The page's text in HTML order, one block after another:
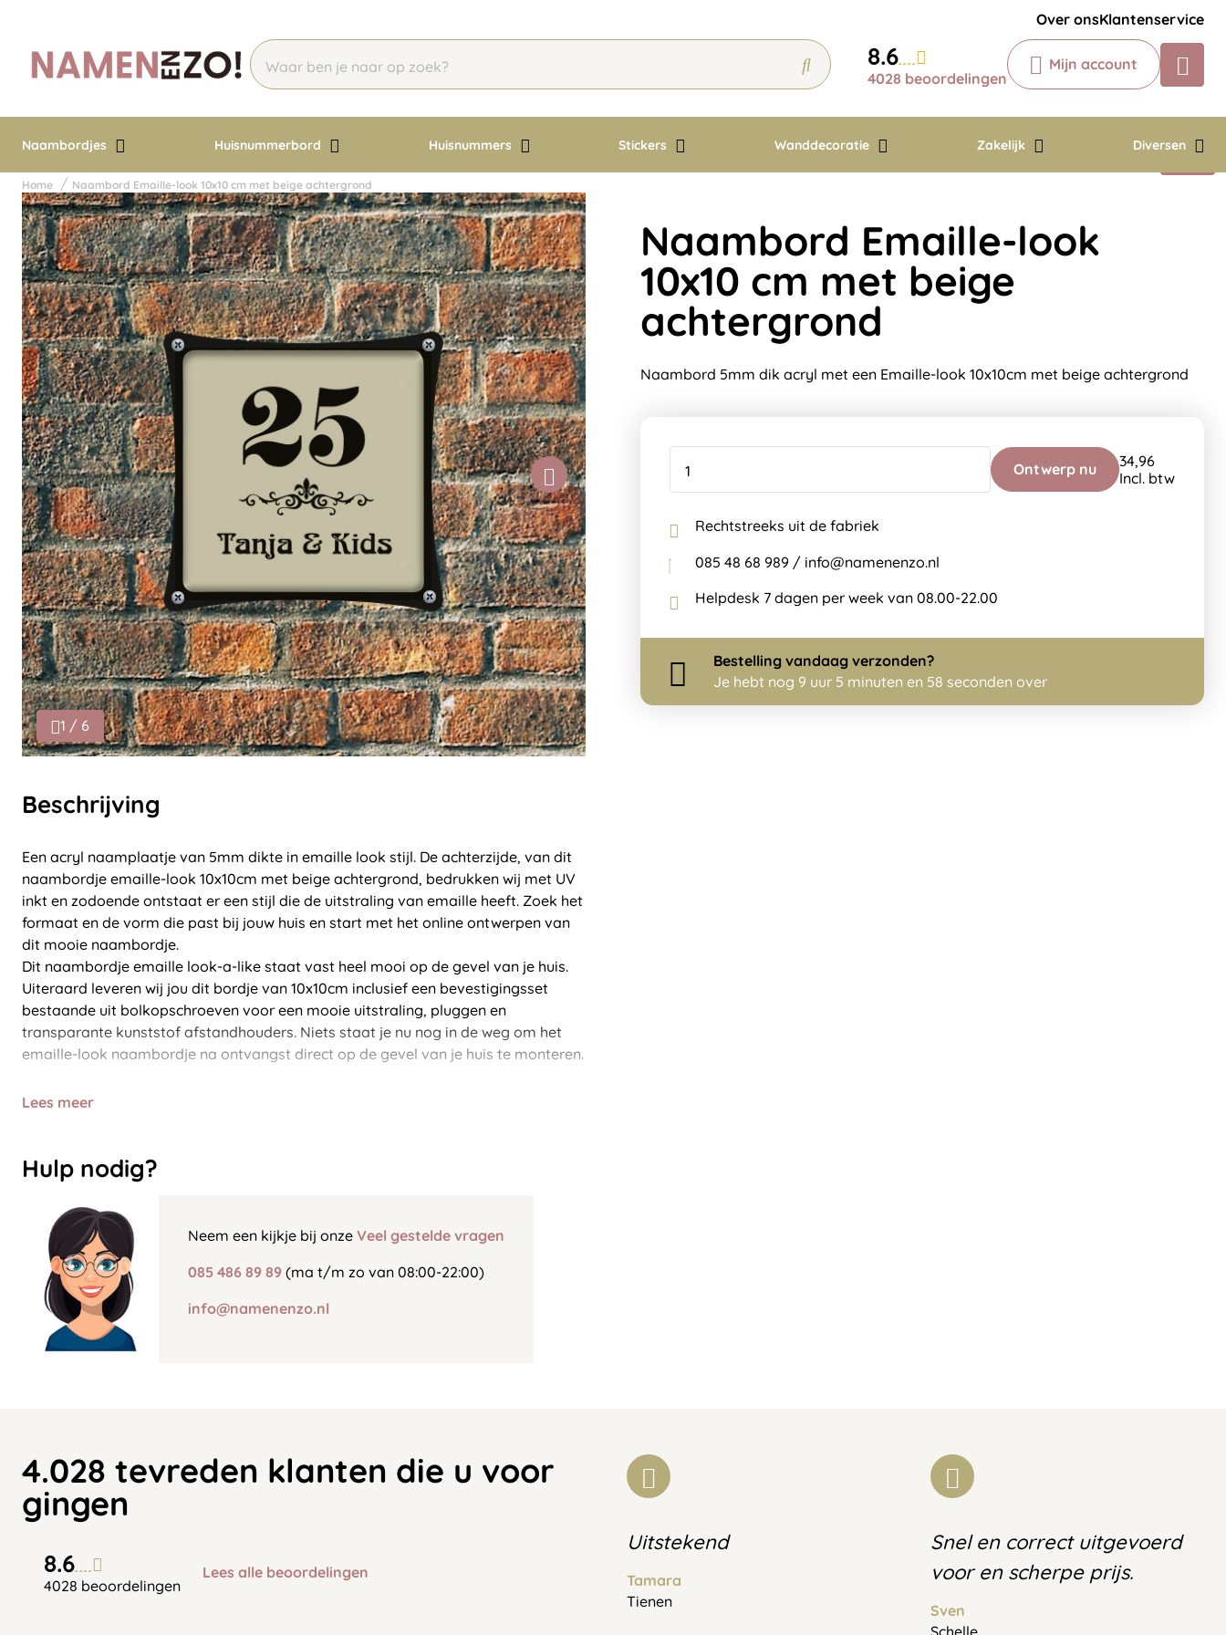
Over onsKlantenservice
8.6
4028 beoordelingen
Mijn account
Naambordjes Huisnummerbord Huisnummers Stickers Wanddecoratie Zakelijk Diversen
Chatbot
Chat 24/7 met onze chatbot voor
Contact
Home Naambord Emaille-look 10x10 cm met beige achtergrond
1 / 6
Beschrijving
Een acryl naamplaatje van 5mm dikte in emaille look stijl. De achterzijde, van dit
naambordje emaille-look 10x10cm met beige achtergrond, bedrukken wij met UV
inkt en zodoende ontstaat er een stijl die de uitstraling van emaille heeft. Zoek het
formaat en de vorm die past bij jouw huis en start met het online ontwerpen van
dit mooie naambordje.
Dit naambordje emaille look-a-like staat vast heel mooi op de gevel van je huis.
Uiteraard leveren wij jou dit bordje van 10x10cm inclusief een bevestigingsset
bestaande uit bolkopschroeven voor een mooie uitstraling, pluggen en
transparante kunststof afstandhouders. Niets staat je nu nog in de weg om het
emaille-look naambordje na ontvangst direct op de gevel van je huis te monteren.
Lees meer
Hulp nodig?
Neem een kijkje bij onze Veel gestelde vragen
085 486 89 89 (ma t/m zo van 08:00-22:00)
info@namenenzo.nl
Naambord Emaille-look
10x10 cm met beige
achtergrond
Naambord 5mm dik acryl met een Emaille-look 10x10cm met beige achtergrond
Rechtstreeks uit de fabriek
085 48 68 989 / info@namenenzo.nl
Helpdesk 7 dagen per week van 08.00-22.00
Je hebt nog9 uur 5 minuten en 56 seconden over
4.028 tevreden klanten die u voor
gingen
8.6
4028 beoordelingen
Lees alle beoordelingen
Uitstekend
Tamara
Tienen
Snel en correct uitgevoerd
voor en scherpe prijs.
Sven
Schelle